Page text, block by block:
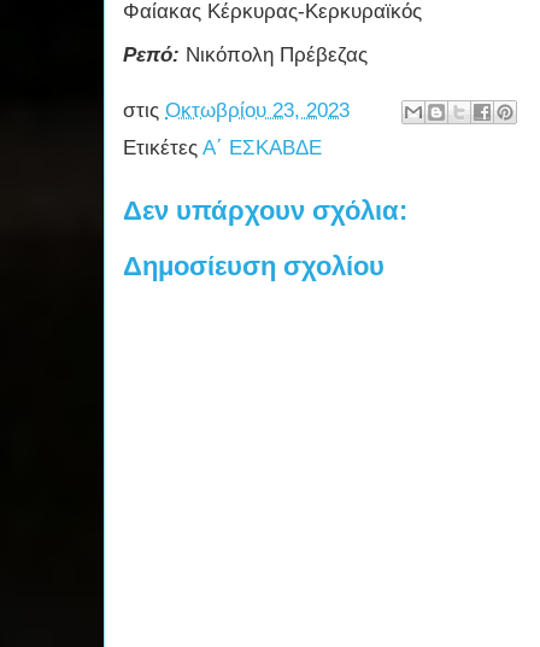
Φαίακας Κέρκυρας-Κερκυραϊκός
Ρεπό: Νικόπολη Πρέβεζας
στις Οκτωβρίου 23, 2023
Ετικέτες Α΄ ΕΣΚΑΒΔΕ
Δεν υπάρχουν σχόλια:
Δημοσίευση σχολίου